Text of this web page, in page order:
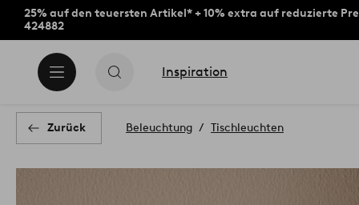
25% auf den teuersten Artikel* + 10% extra auf reduzierte
424882
Inspiration
Zurück Beleuchtung Tischleuchten